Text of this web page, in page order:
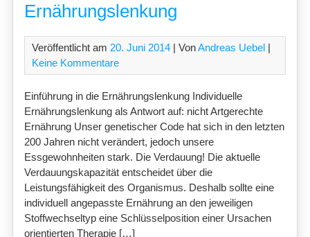
Ernährungslenkung
Veröffentlicht am 20. Juni 2014 | VonAndreas Uebel |
Keine Kommentare
Einführung in die Ernährungslenkung Individuelle
Ernährungslenkung als Antwort auf: nicht Artgerechte
Ernährung Unser genetischer Code hat sich in den letzten
200 Jahren nicht verändert, jedoch unsere
Essgewohnheiten stark. Die Verdauung! Die aktuelle
Verdauungskapazität entscheidet über die
Leistungsfähigkeit des Organismus. Deshalb sollte eine
individuell angepasste Ernährung an den jeweiligen
Stoffwechseltyp eine Schlüsselposition einer Ursachen
orientierten Therapie […]